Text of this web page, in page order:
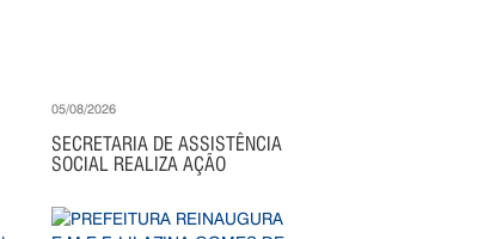
05/08/2026
SECRETARIA DE ASSISTÊNCIA
SOCIAL REALIZA AÇÃO